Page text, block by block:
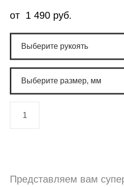
от 1 490 pуб.
Выберите рукоять
Выберите размер, мм
Представляем вам